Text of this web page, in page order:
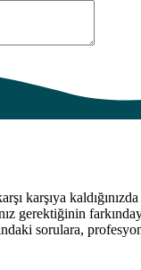
karşıya
gerektiğinin
sorulara,